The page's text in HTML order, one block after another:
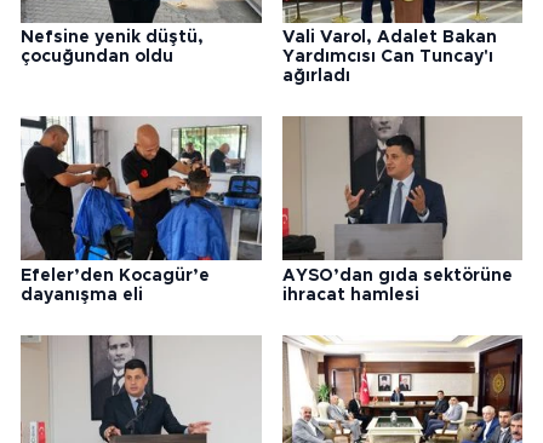
Nefsine yenik düştü,
çocuğundan oldu
Vali Varol, Adalet Bakan
Yardımcısı Can Tuncay'ı
ağırladı
Efeler’den Kocagür’e
dayanışma eli
AYSO’dan gıda sektörüne
ihracat hamlesi